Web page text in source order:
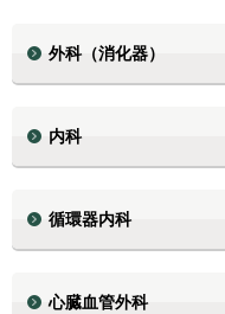
外科（消化器）
内科
循環器内科
心臓血管外科